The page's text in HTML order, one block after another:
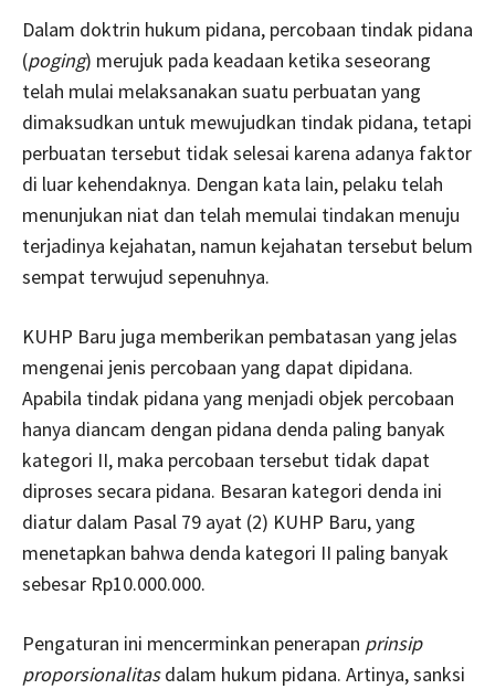
Dalam doktrin hukum pidana, percobaan tindak pidana
(poging) merujuk pada keadaan ketika seseorang
telah mulai melaksanakan suatu perbuatan yang
dimaksudkan untuk mewujudkan tindak pidana, tetapi
perbuatan tersebut tidak selesai karena adanya faktor
di luar kehendaknya. Dengan kata lain, pelaku telah
menunjukan niat dan telah memulai tindakan menuju
terjadinya kejahatan, namun kejahatan tersebut belum
sempat terwujud sepenuhnya.
KUHP Baru juga memberikan pembatasan yang jelas
mengenai jenis percobaan yang dapat dipidana.
Apabila tindak pidana yang menjadi objek percobaan
hanya diancam dengan pidana denda paling banyak
kategori II, maka percobaan tersebut tidak dapat
diproses secara pidana. Besaran kategori denda ini
diatur dalam Pasal 79 ayat (2) KUHP Baru, yang
menetapkan bahwa denda kategori II paling banyak
sebesar Rp10.000.000.
Pengaturan ini mencerminkan penerapan prinsip
proporsionalitasdalam hukum pidana. Artinya, sanksi